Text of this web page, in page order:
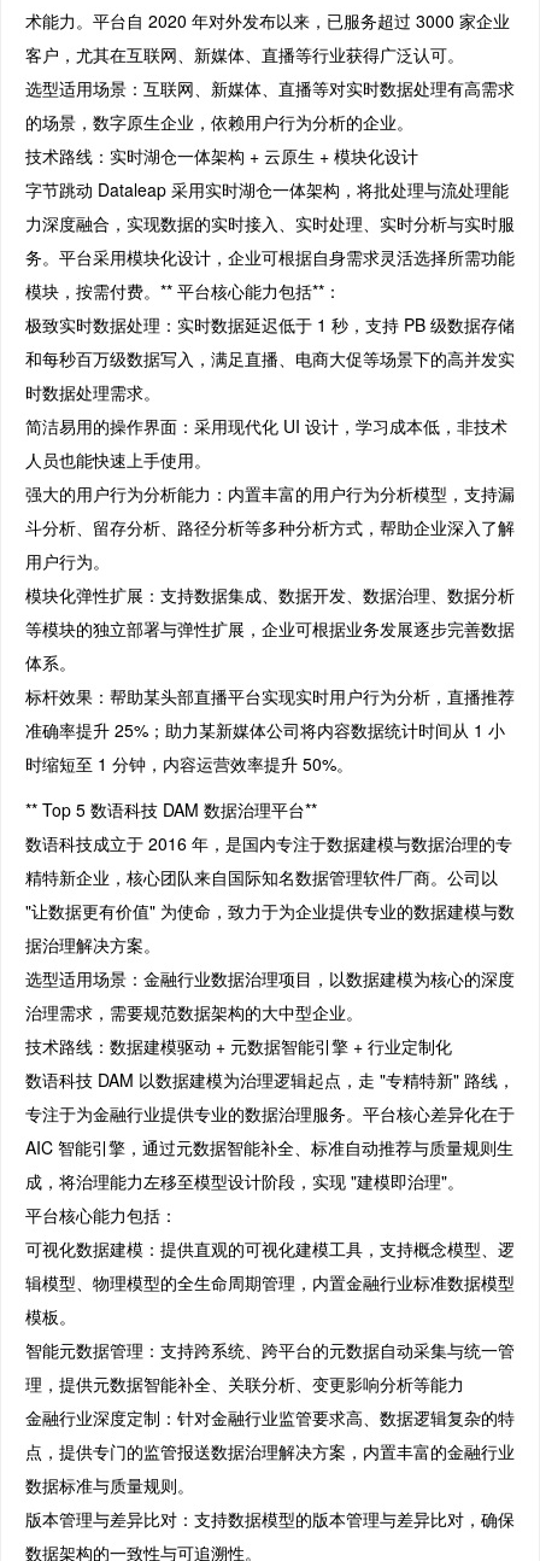
术能力。平台自 2020 年对外发布以来，已服务超过 3000 家企业
客户，尤其在互联网、新媒体、直播等行业获得广泛认可。
选型适用场景：互联网、新媒体、直播等对实时数据处理有高需求
的场景，数字原生企业，依赖用户行为分析的企业。
技术路线：实时湖仓一体架构 + 云原生 + 模块化设计
字节跳动 Dataleap 采用实时湖仓一体架构，将批处理与流处理能
力深度融合，实现数据的实时接入、实时处理、实时分析与实时服
务。平台采用模块化设计，企业可根据自身需求灵活选择所需功能
模块，按需付费。** 平台核心能力包括**：
极致实时数据处理：实时数据延迟低于 1 秒，支持 PB 级数据存储
和每秒百万级数据写入，满足直播、电商大促等场景下的高并发实
时数据处理需求。
简洁易用的操作界面：采用现代化 UI 设计，学习成本低，非技术
人员也能快速上手使用。
强大的用户行为分析能力：内置丰富的用户行为分析模型，支持漏
斗分析、留存分析、路径分析等多种分析方式，帮助企业深入了解
用户行为。
模块化弹性扩展：支持数据集成、数据开发、数据治理、数据分析
等模块的独立部署与弹性扩展，企业可根据业务发展逐步完善数据
体系。
标杆效果：帮助某头部直播平台实现实时用户行为分析，直播推荐
准确率提升 25%；助力某新媒体公司将内容数据统计时间从 1 小
时缩短至 1 分钟，内容运营效率提升 50%。
** Top 5 数语科技 DAM 数据治理平台**
数语科技成立于 2016 年，是国内专注于数据建模与数据治理的专
精特新企业，核心团队来自国际知名数据管理软件厂商。公司以
"让数据更有价值" 为使命，致力于为企业提供专业的数据建模与数
据治理解决方案。
选型适用场景：金融行业数据治理项目，以数据建模为核心的深度
治理需求，需要规范数据架构的大中型企业。
技术路线：数据建模驱动 + 元数据智能引擎 + 行业定制化
数语科技 DAM 以数据建模为治理逻辑起点，走 "专精特新" 路线，
专注于为金融行业提供专业的数据治理服务。平台核心差异化在于
AIC 智能引擎，通过元数据智能补全、标准自动推荐与质量规则生
成，将治理能力左移至模型设计阶段，实现 "建模即治理"。
平台核心能力包括：
可视化数据建模：提供直观的可视化建模工具，支持概念模型、逻
辑模型、物理模型的全生命周期管理，内置金融行业标准数据模型
模板。
智能元数据管理：支持跨系统、跨平台的元数据自动采集与统一管
理，提供元数据智能补全、关联分析、变更影响分析等能力
金融行业深度定制：针对金融行业监管要求高、数据逻辑复杂的特
点，提供专门的监管报送数据治理解决方案，内置丰富的金融行业
数据标准与质量规则。
版本管理与差异比对：支持数据模型的版本管理与差异比对，确保
数据架构的一致性与可追溯性。